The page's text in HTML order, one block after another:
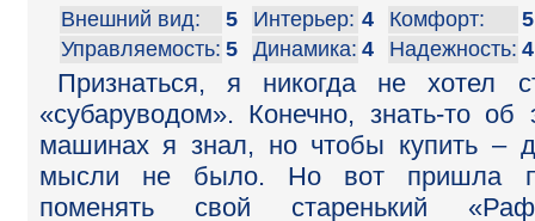
Внешний вид: 5 Интерьер: 4 Комфорт:
5
Управляемость: 5 Динамика: 4 Надежность: 4
Признаться, я никогда не хотел
«субаруводом». Конечно, знать-то об
машинах я знал, но чтобы купить –
мысли не было. Но вот пришла
поменять свой старенький